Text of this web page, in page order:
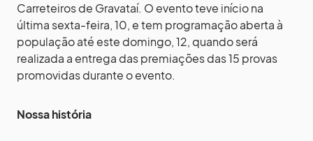
Carreteiros de Gravataí. O evento teve início na
última sexta-feira, 10, e tem programação aberta à
população até este domingo, 12, quando será
realizada a entrega das premiações das 15 provas
promovidas durante o evento.
Nossa história